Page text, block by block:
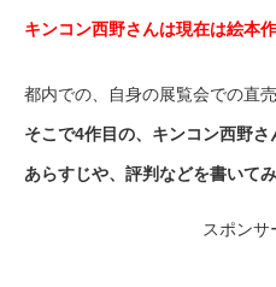
キンコン西野さんは現在は絵本作
都内での、自身の展覧会での直
そこで4作目の、キンコン西野
あらすじや、評判などを書いて
スポンサ